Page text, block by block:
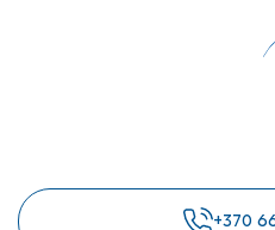
+370